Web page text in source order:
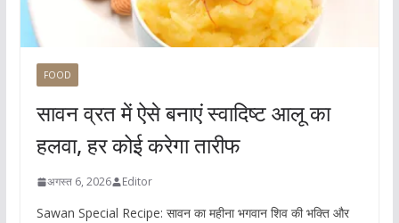
FOOD
सावन व्रत में ऐसे बनाएं स्वादिष्ट आलू का
हलवा, हर कोई करेगा तारीफ
अगस्त 6, 2026 Editor
Sawan Special Recipe: सावन का महीना भगवान शिव की भक्ति और